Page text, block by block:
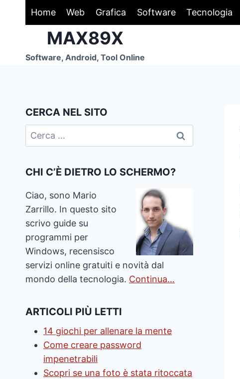
Home Web Grafica Software Tecnologia
MAX89X
Software, Android, Tool Online
CERCA NEL SITO
Ricerca
per:
CHI C’È DIETRO LO SCHERMO?
Ciao, sono Mario
Zarrillo. In questo sito
scrivo guide su
programmi per
Windows, recensisco
servizi online gratuiti e novità dal
mondo della tecnologia. Continua…
ARTICOLI PIÙ LETTI
14 giochi per allenare la mente
Come creare password
impenetrabili
Scopri se una foto è stata ritoccata